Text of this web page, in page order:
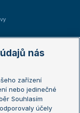
nás
zařízení
nebo jedinečné
Souhlasím
účely